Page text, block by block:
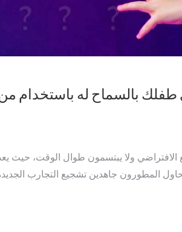
بالسماح له باستخدام من
ولا يبتسمون طوال الوقت، حيث